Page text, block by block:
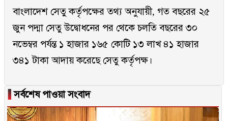
বাংলাদেশ সেতু কর্তৃপক্ষের তথ্য অনুযায়ী, গত বছরের ২৫
জুন পদ্মা সেতু উদ্বোধনের পর থেকে চলতি বছরের ৩০
নভেম্বর পর্যন্ত ১ হাজার ১৬৫ কোটি ১৩ লাখ ৪১ হাজার
৩৪১ টাকা আদায় করেছে সেতু কর্তৃপক্ষ।
▐সর্বশেষ পাওয়া সংবাদ